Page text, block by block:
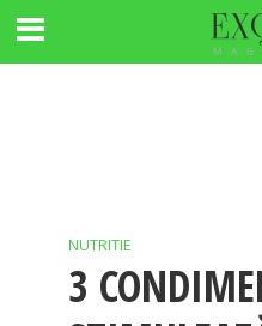
NUTRITIE
3